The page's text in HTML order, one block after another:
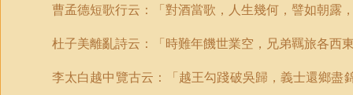
曹孟德短歌行云：「對酒當歌，人生幾何，譬如朝露
杜子美離亂詩云：「時難年饑世業空，兄弟羈旅各西
李太白越中覽古云：「越王勾踐破吳歸，義士還鄉